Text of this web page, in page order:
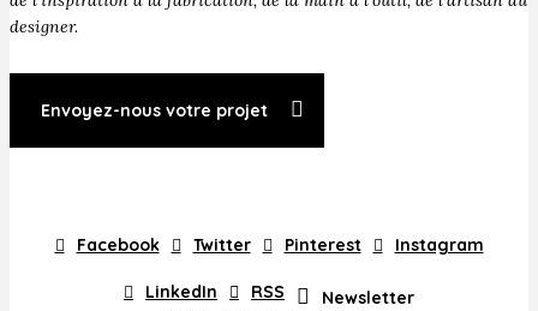
designer.
Envoyez-nous votre projet
Facebook Twitter Pinterest Instagram
LinkedIn RSS Newsletter